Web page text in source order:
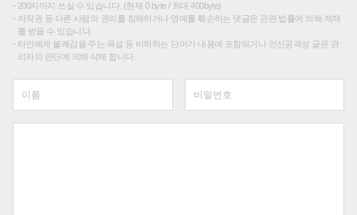
200자까지 쓰실 수 있습니다. (현재 0 byte / 최대 400byte)
저작권 등 다른 사람의 권리를 침해하거나 명예를 훼손하는 댓글은 관련 법률에 의해 제재
를 받을 수 있습니다.
타인에게 불쾌감을 주는 욕설 등 비하하는 단어가 내용에 포함되거나 인신공격성 글은 관
리자의 판단에 의해 삭제 합니다.